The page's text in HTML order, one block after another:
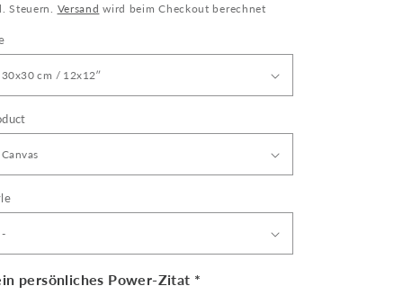
Steuern. Versand wird beim Checkout berechnet
persönliches Power-Zitat *